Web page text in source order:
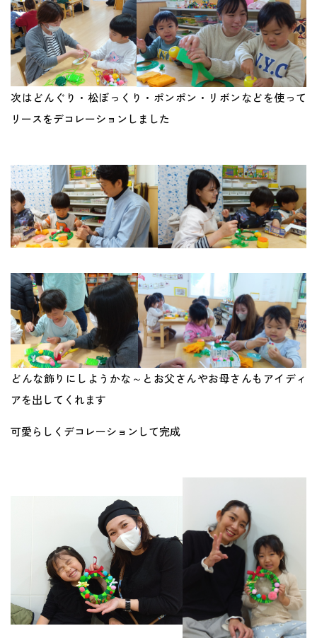
採用サイト
次はどんぐり・松ぼっくり・ポンポン・リボンなどを使って
リースをデコレーションしました
どんな飾りにしようかな～とお父さんやお母さんもアイディ
アを出してくれます
可愛らしくデコレーションして完成